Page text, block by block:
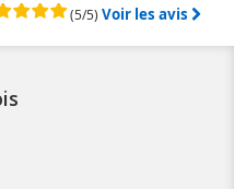
(5/5) Voir les avis